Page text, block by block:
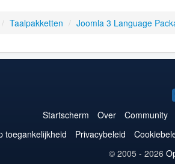
/ Taalpakketten / Joomla 3 Language
Startscherm Over Community
toegankelijkheid
Privacybeleid
© 2005 - 2026